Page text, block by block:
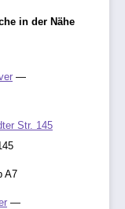
in der Nähe
—
Str. 145
A7
—